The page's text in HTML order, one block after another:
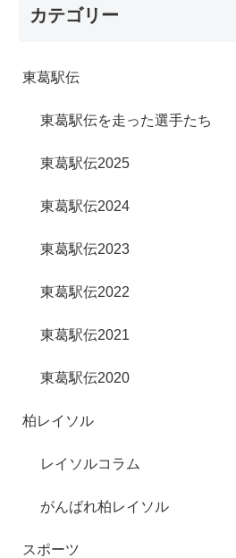
カテゴリー
東葛駅伝
東葛駅伝を走った選手たち
東葛駅伝2025
東葛駅伝2024
東葛駅伝2023
東葛駅伝2022
東葛駅伝2021
東葛駅伝2020
柏レイソル
レイソルコラム
がんばれ柏レイソル
スポーツ